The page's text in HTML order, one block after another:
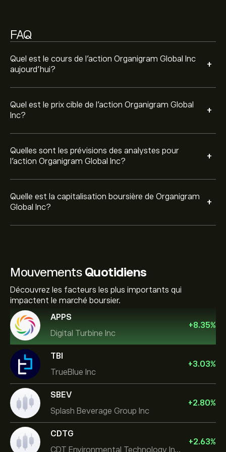
FAQ
Quel est le cours de l'action Organigram Global Inc
aujourd'hui?
+
Quel est le prix cible de l'action Organigram Global
Inc?
+
Quelles sont les prévisions des analystes pour
l'action Organigram Global Inc?
+
Quelle est la capitalisation boursière de Organigram
Global Inc?
+
Mouvements Quotidiens
Découvrez les facteurs les plus importants qui
impactent le marché boursier.
APPS
Digital Turbine Inc
+8.35%
TBI
TrueBlue Inc
+3.03%
SBEV
Splash Beverage Group Inc
+2.80%
CDTG
CDT Environmental Technology Investment Holdings L
+2.63%